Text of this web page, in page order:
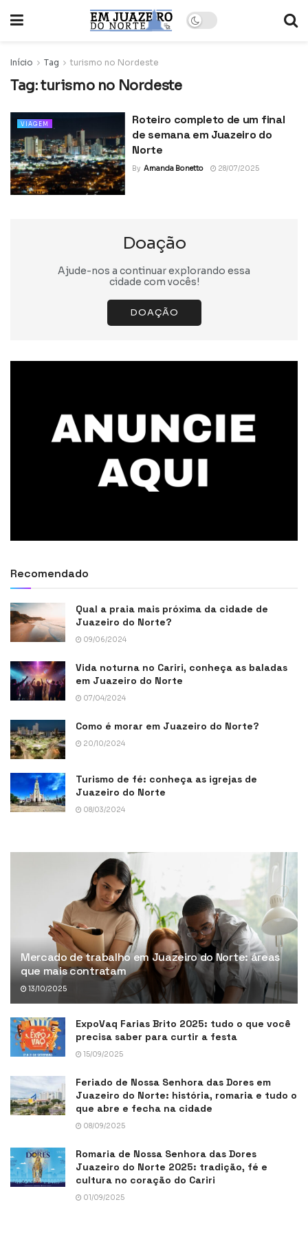
Início Tag turismo no Nordeste
Tag:turismo no Nordeste
VIAGEM
Roteiro completo de um final
de semana em Juazeiro do
Norte
By Amanda Bonetto 28/07/2025
Doação
Ajude-nos a continuar explorando essa
cidade com vocês!
DOAÇÃO
Recomendado
Qual a praia mais próxima da cidade de
Juazeiro do Norte?
09/06/2024
Vida noturna no Cariri, conheça as baladas
em Juazeiro do Norte
07/04/2024
Como é morar em Juazeiro do Norte?
20/10/2024
Turismo de fé: conheça as igrejas de
Juazeiro do Norte
08/03/2024
Mercado de trabalho em Juazeiro do Norte: áreas
que mais contratam
13/10/2025
ExpoVaq Farias Brito 2025: tudo o que você
precisa saber para curtir a festa
15/09/2025
Feriado de Nossa Senhora das Dores em
Juazeiro do Norte: história, romaria e tudo o
que abre e fecha na cidade
08/09/2025
Romaria de Nossa Senhora das Dores
Juazeiro do Norte 2025: tradição, fé e
cultura no coração do Cariri
01/09/2025